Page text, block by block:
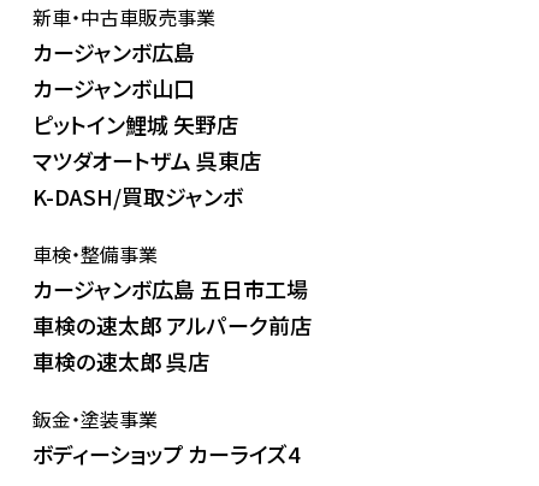
新車・中古車販売事業
カージャンボ広島
カージャンボ山口
ピットイン鯉城 矢野店
マツダオートザム 呉東店
K-DASH/買取ジャンボ
車検・整備事業
カージャンボ広島 五日市工場
車検の速太郎 アルパーク前店
車検の速太郎 呉店
鈑金・塗装事業
ボディーショップ カーライズ4